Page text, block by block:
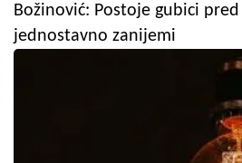
Božinović: Postoje gubici
jednostavno zanijemi